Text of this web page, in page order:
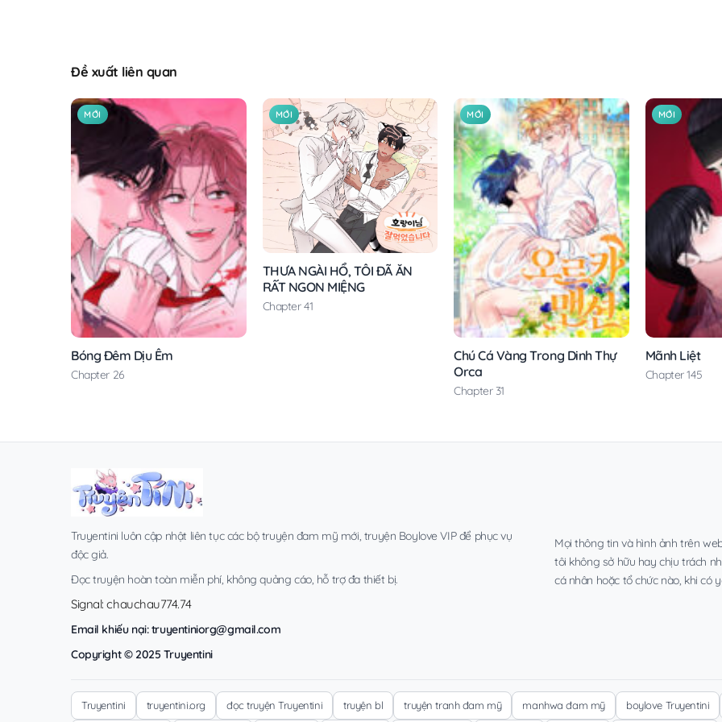
Đề xuất liên quan
MỚI
Bóng Đêm Dịu Êm
Chapter 26
MỚI
THƯA NGÀI HỔ, TÔI ĐÃ ĂN
RẤT NGON MIỆNG
Chapter 41
MỚI
Chú Cá Vàng Trong Dinh Thự
Orca
Chapter 31
MỚI
Mãnh Liệt
Chapter 145
Truyentini luôn cập nhật liên tục các bộ truyện đam mỹ mới, truyện Boylove VIP để phục vụ
độc giả.
Đọc truyện hoàn toàn miễn phí, không quảng cáo, hỗ trợ đa thiết bị.
Signal: chauchau774.74
Email khiếu nại:truyentiniorg@gmail.com
Copyright © 2025 Truyentini
Mọi thông tin và hình ảnh trên
tôi không sở hữu hay chịu trách
cá nhân hoặc tổ chức nào, khi có
Truyentini truyentini.org đọc truyện Truyentini truyện bl truyện tranh đam mỹ manhwa đam mỹ boylove Truyentini